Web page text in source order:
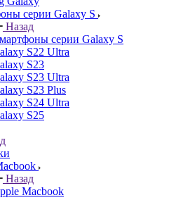
серии Galaxy S
Назад
серии Galaxy S
S22 Ultra
S23
S23 Ultra
S23 Plus
S24 Ultra
S25
Назад
Macbook